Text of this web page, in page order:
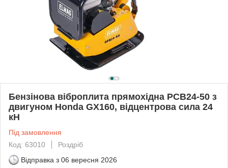
Бензінова віброплита прямохідна PCB24-50 з
двигуном Honda GX160, відцентрова сила 24
кН
Під замовлення
Код: 63010
Роздріб
Відправка з 06 вересня 2026